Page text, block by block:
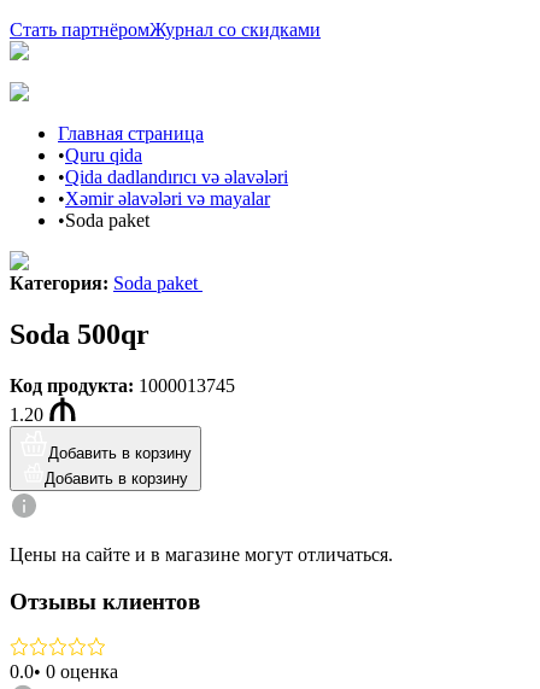
Стать партнёромЖурнал со скидками
Главная страница
•Quru qida
•Qida dadlandırıcı və əlavələri
•Xəmir əlavələri və mayalar
•Soda paket
Категория: Soda paket
Soda 500qr
Код продукта: 1000013745
1.20
Добавить в корзину
Добавить в корзину
Цены на сайте и в магазине могут отличаться.
Отзывы клиентов
0.0• 0 оценка